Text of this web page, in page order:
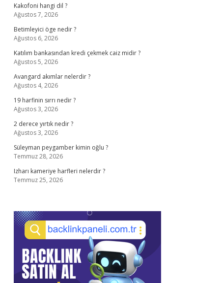
Kakofoni hangi dil ?
Ağustos 7, 2026
Betimleyici öge nedir ?
Ağustos 6, 2026
Katılım bankasından kredi çekmek caiz midir ?
Ağustos 5, 2026
Avangard akımlar nelerdir ?
Ağustos 4, 2026
19 harfinin sırrı nedir ?
Ağustos 3, 2026
2 derece yırtık nedir ?
Ağustos 3, 2026
Süleyman peygamber kimin oğlu ?
Temmuz 28, 2026
Izharı kameriye harfleri nelerdir ?
Temmuz 25, 2026